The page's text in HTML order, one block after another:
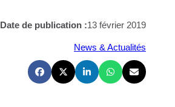
Date de publication :13 février 2019
News & Actualités